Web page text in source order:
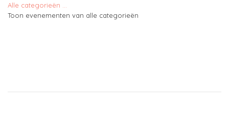
Alle categorieën ...
Toon evenementen van alle categorieën